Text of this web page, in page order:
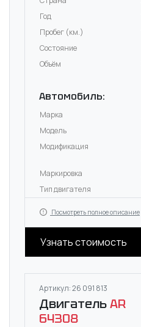
Год
Пробег (км.)
Состояние
Объём
Автомобиль:
Марка
Модель
Модификация
Маркировка
Тип двигателя
Посмотреть полное описание
Узнать стоимость
Артикул: 26 091 813
ДвигательAR
64308